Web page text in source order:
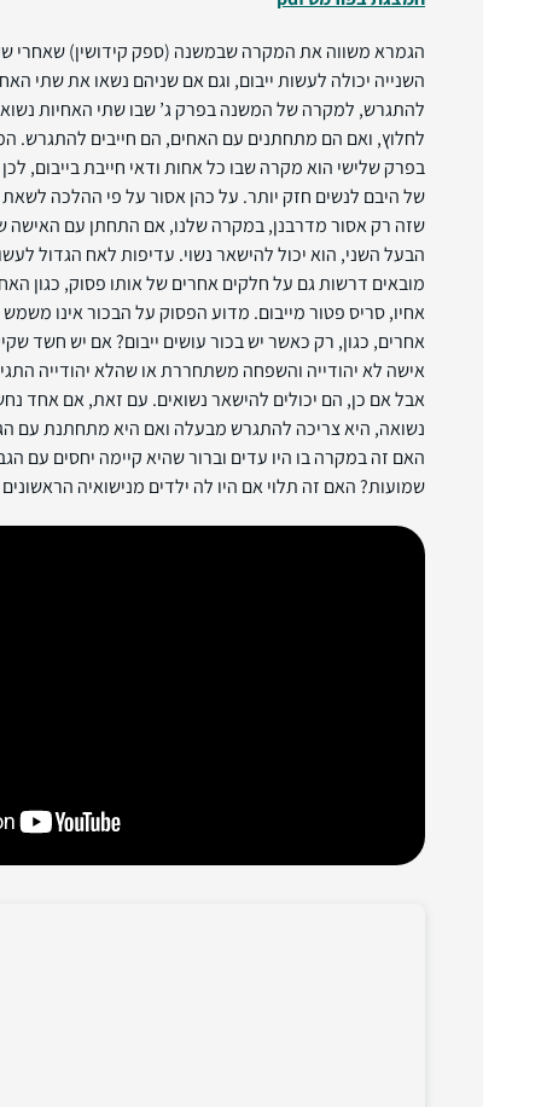
הגמרא משווה את המקרה שבמשנה (ספק קידושין) שאחרי
השנייה יכולה לעשות ייבום, וגם אם שניהם נשאו את שתי
להתגרש, למקרה של המשנה בפרק ג’ שבו שתי האחיות
לחלוץ, ואם הם מתחתנים עם האחים, הם חייבים להתגרש.
בפרק שלישי הוא מקרה שבו כל אחות ודאי חייבת בייבום,
של היבם לנשים חזק יותר. על כהן אסור על פי ההלכה לשאת
שזה רק אסור מדרבנן, במקרה שלנו, אם התחתן עם האישה
הבעל השני, הוא יכול להישאר נשוי. עדיפות לאח הגדול
מובאים דרשות גם על חלקים אחרים של אותו פסוק, כגון
אחיו, סריס פטור מייבום. מדוע הפסוק על הבכור אינו
אחרים, כגון, רק כאשר יש בכור עושים ייבום? אם יש חשד
אישה לא יהודייה והשפחה משתחררת או שהלא יהודייה
אבל אם כן, הם יכולים להישאר נשואים. עם זאת, אם אחד
נשואה, היא צריכה להתגרש מבעלה ואם היא מתחתנת עם
האם זה במקרה בו היו עדים וברור שהיא קיימה יחסים עם
שמועות? האם זה תלוי אם היו לה ילדים מנישואיה